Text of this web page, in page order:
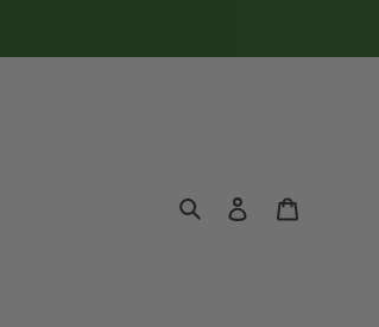
Buscar Ingresar